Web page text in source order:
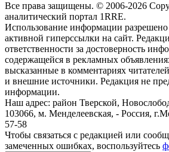
Все права защищены. © 2006-2026
аналитический портал 1RRE.
Использование информации
активной гиперссылки на сайт.
ответственности за достоверность
содержащейся в рекламных
высказанные в комментариях
и внешние источники. Редакция не
информации.
Наш адрес: район Тверской,
103066, м. Менделеевская, - Россия,
57-58
Чтобы связаться с редакцией или
замеченных ошибках, воспользуйтесь